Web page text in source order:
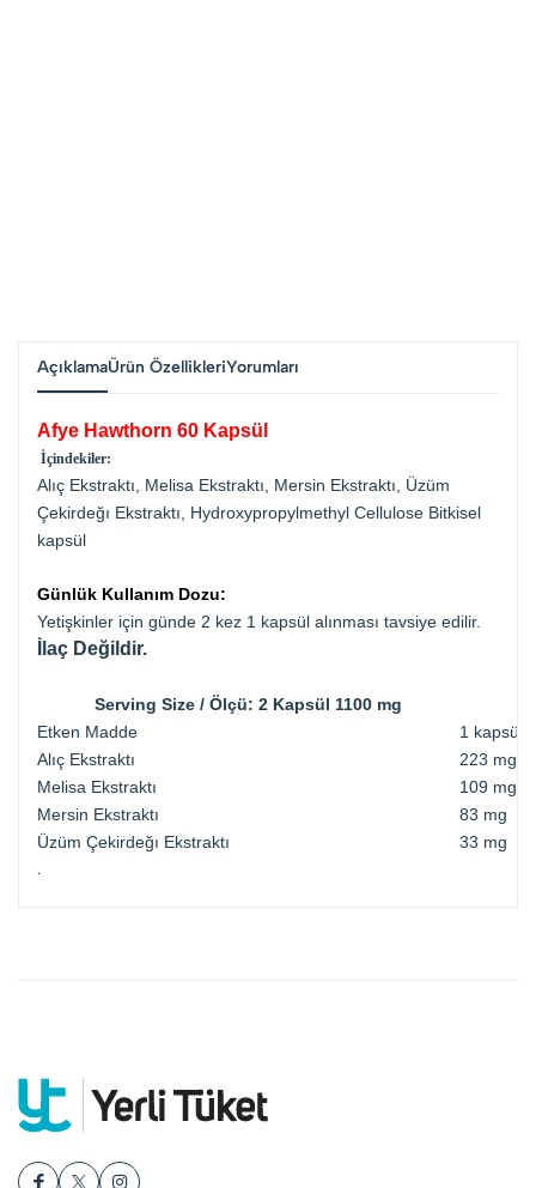
AçıklamaÜrün ÖzellikleriYorumları
Afye Hawthorn 60 Kapsül
İçindekiler:
Alıç Ekstraktı, Melisa Ekstraktı, Mersin Ekstraktı, Üzüm
Çekirdeğı Ekstraktı, Hydroxypropylmethyl Cellulose Bitkisel
kapsül
Günlük Kullanım Dozu:
Yetişkinler için günde 2 kez 1 kapsül alınması tavsiye edilir.
İlaç Değildir.
Serving Size / Ölçü: 2 Kapsül 1100 mg
Etken Madde
1 kapsül
Alıç Ekstraktı
223 mg
Melisa Ekstraktı
109 mg
Mersin Ekstraktı
83 mg
Üzüm Çekirdeğı Ekstraktı
33 mg
.